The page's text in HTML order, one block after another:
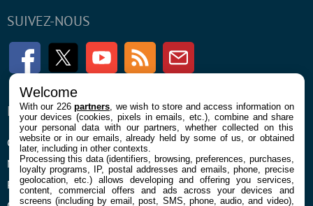
SUIVEZ-NOUS
FacebookTwitter Youtube RSS Newsletter
ENTREPRISE
Confidentialité et Cookies
Mentions légales et CGU
Préférences Cookies
À PROPOS
Contact
Welcome
With our 226partners , we wish to store and access information on
your devices (cookies, pixels in emails, etc.), combine and share
your personal data with our partners, whether collected on this
website or in our emails, already held by some of us, or obtained
later, including in other contexts.
Processing this data (identifiers, browsing, preferences, purchases,
loyalty programs, IP, postal addresses and emails, phone, precise
geolocation, etc.) allows developing and offering you services,
content, commercial offers and ads across your devices and
screens (including by email, post, SMS, phone, audio, and video),